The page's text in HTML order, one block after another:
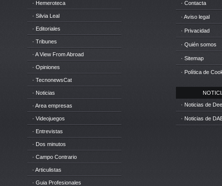
· Hemeroteca
· Silvia Leal
· Editoriales
· Tribunes
· A View From Abroad
· Opiniones
· TecnonewsCat
· Noticias
· Area empresas
· Videojuegos
· Entrevistas
· Dos minutos
· Campo Contrario
· Articulistas
· Guia Profesionales
· Contacta
· Aviso legal
· Privacidad
· Quién somos
· Sitemap
· Política de
· Noticias de
· Noticias de